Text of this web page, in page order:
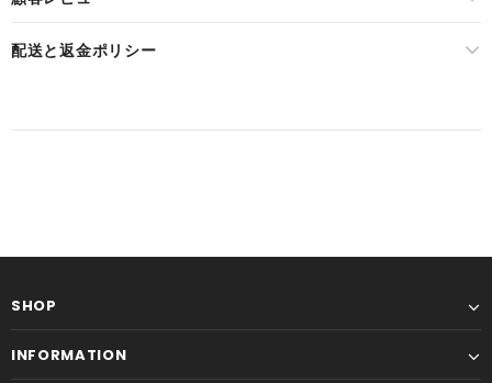
配送と返金ポリシー
SHOP
INFORMATION